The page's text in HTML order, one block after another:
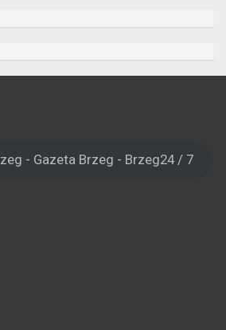
- Gazeta Brzeg - Brzeg24 / 7